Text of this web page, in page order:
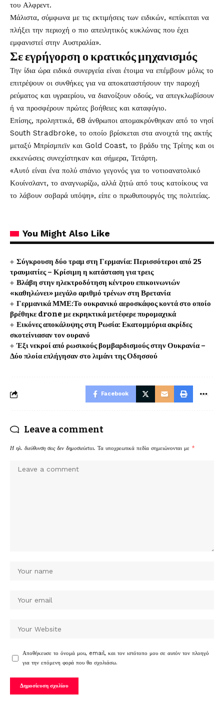
του Αλφρεντ.
Μάλιστα, σύμφωνα με τις εκτιμήσεις των ειδικών, «επίκειται να
πλήξει την περιοχή ο πιο απειλητικός κυκλώνας που έχει
εμφανιστεί στην Αυστραλία».
Σε εγρήγορση ο κρατικός μηχανισμός
Την ίδια ώρα ειδικά συνεργεία είναι έτοιμα να επέμβουν μόλις το
επιτρέψουν οι συνθήκες για να αποκαταστήσουν την παροχή
ρεύματος και υγραερίου, να διανοίξουν οδούς, να απεγκλωβίσουν
ή να προσφέρουν πρώτες βοήθειες και καταφύγιο.
Επίσης, προληπτικά, 68 άνθρωποι απομακρύνθηκαν από το νησί
South Stradbroke, το οποίο βρίσκεται στα ανοιχτά της ακτής
μεταξύ Μπρίσμπεϊν και Gold Coast, το βράδυ της Τρίτης και οι
εκκενώσεις συνεχίστηκαν και σήμερα, Τετάρτη.
«Αυτό είναι ένα πολύ σπάνιο γεγονός για το νοτιοανατολικό
Κουίνσλαντ, το αναγνωρίζω, αλλά ζητώ από τους κατοίκους να
το λάβουν σοβαρά υπόψη», είπε ο πρωθυπουργός της πολιτείας.
You Might Also Like
Σύγκρουση δύο τραμ στη Γερμανία: Περισσότεροι από 25
τραυματίες – Κρίσιμη η κατάσταση για τρεις
Βλάβη στην ηλεκτροδότηση κέντρου επικοινωνιών
«καθηλώνει» μεγάλο αριθμό τρένων στη Βρετανία
Γερμανικά ΜΜΕ:Το ουκρανικό αεροσκάφος κοντά στο οποίο
βρέθηκε drone με εκρηκτικά μετέφερε πυρομαχικά
Εικόνες αποκάλυψης στη Ρωσία: Εκατομμύρια ακρίδες
σκοτείνιασαν τον ουρανό
Έξι νεκροί από ρωσικούς βομβαρδισμούς στην Ουκρανία –
Δύο πλοία επλήγησαν στο λιμάνι της Οδησσού
Facebook
Leave a comment
Η ηλ. διεύθυνση σας δεν δημοσιεύεται. Τα υποχρεωτικά πεδία σημειώνονται με *
Αποθήκευσε το όνομά μου, email, και τον ιστότοπο μου σε αυτόν τον πλοηγό
για την επόμενη φορά που θα σχολιάσω.